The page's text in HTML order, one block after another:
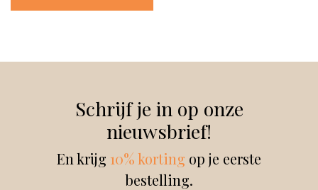
HUIS
Schrijf je in op onze
nieuwsbrief!
En krijg 10% korting op je eerste
bestelling.